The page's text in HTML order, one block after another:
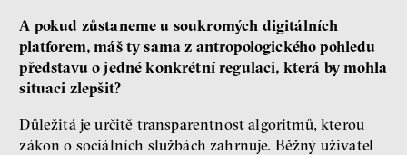
A pokud zůstaneme u soukromých digitálních
platforem, máš ty sama z antropologického pohledu
představu o jedné konkrétní regulaci, která by mohla
situaci zlepšit?
Důležitá je určitě transparentnost algoritmů, kterou
zákon o sociálních službách zahrnuje. Běžný uživatel